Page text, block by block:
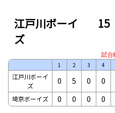
江戸川ボーイ
ズ
15
試合
1 2 3 4
江戸川ボーイ
ズ
0 5 0 0
埼京ボーイズ 0 0 0 0